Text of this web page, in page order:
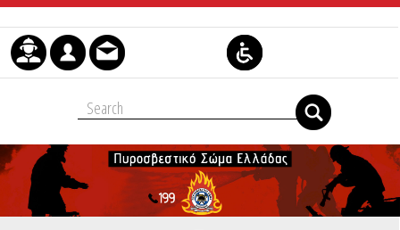
Μετάβαση στο περιεχόμενο